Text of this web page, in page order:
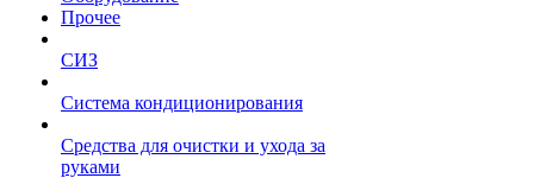
Прочее
СИЗ
Система кондиционирования
Средства для очистки и ухода за
руками